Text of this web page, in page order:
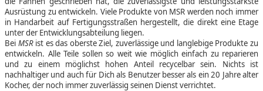
Ausrüstung zu entwickeln. Viele Produkte von MSR werden noch immer
in Handarbeit auf Fertigungsstraßen hergestellt, die direkt eine Etage
unter der Entwicklungsabteilung liegen.
Bei MSRist es das oberste Ziel, zuverlässige und langlebige Produkte zu
entwickeln. Alle Teile sollen so weit wie möglich einfach zu reparieren
und zu einem möglichst hohen Anteil recycelbar sein. Nichts ist
nachhaltiger und auch für Dich als Benutzer besser als ein 20 Jahre alter
Kocher, der noch immer zuverlässig seinen Dienst verrichtet.